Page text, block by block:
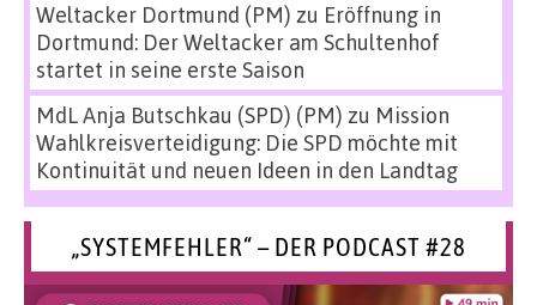
Weltacker Dortmund (PM) zu Eröffnung in
Dortmund: Der Weltacker am Schultenhof
startet in seine erste Saison
MdL Anja Butschkau (SPD) (PM) zu Mission
Wahlkreisverteidigung: Die SPD möchte mit
Kontinuität und neuen Ideen in den Landtag
„SYSTEMFEHLER“ – DER PODCAST #28